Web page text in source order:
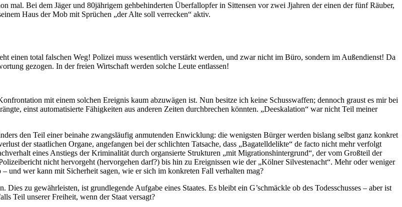
mal. Bei dem Jäger und 80jährigem gehbehinderten Überfallopfer in Sittensen vor zwei Jjahren der einen der fünf Räuber,
Haus der Mob mit Sprüchen „der Alte soll verrecken“ aktiv.
einen total falschen Weg! Polizei muss wesentlich verstärkt werden, und zwar nicht im Büro, sondern im Außendienst! Da
gezogen. In der freien Wirtschaft werden solche Leute entlassen!
mit einem solchen Ereignis kaum abzuwägen ist. Nun besitze ich keine Schusswaffen; dennoch graust es mir bei
einst automatisierte Fähigkeiten aus anderen Zeiten durchbrechen könnten. „Deeskalation“ war nicht Teil meiner
den Teil einer beinahe zwangsläufig anmutenden Enwicklung: die wenigsten Bürger werden bislang selbst ganz konkret
der staatlichen Organe, angefangen bei der schlichten Tatsache, dass „Bagatelldelikte“ de facto nicht mehr verfolgt
eines Anstiegs der Kriminalität durch organsierte Strukturen „mit Migrationshintergrund“, der vom Großteil der
nicht hervorgeht (hervorgehen darf?) bis hin zu Ereignissen wie der „Kölner Silvestenacht“. Mehr oder weniger
und wer kann mit Sicherheit sagen, wie er sich im konkreten Fall verhalten mag?
zu gewährleisten, ist grundlegende Aufgabe eines Staates. Es bleibt ein G’schmäckle ob des Todesschusses – aber ist
Teil unserer Freiheit, wenn der Staat versagt?